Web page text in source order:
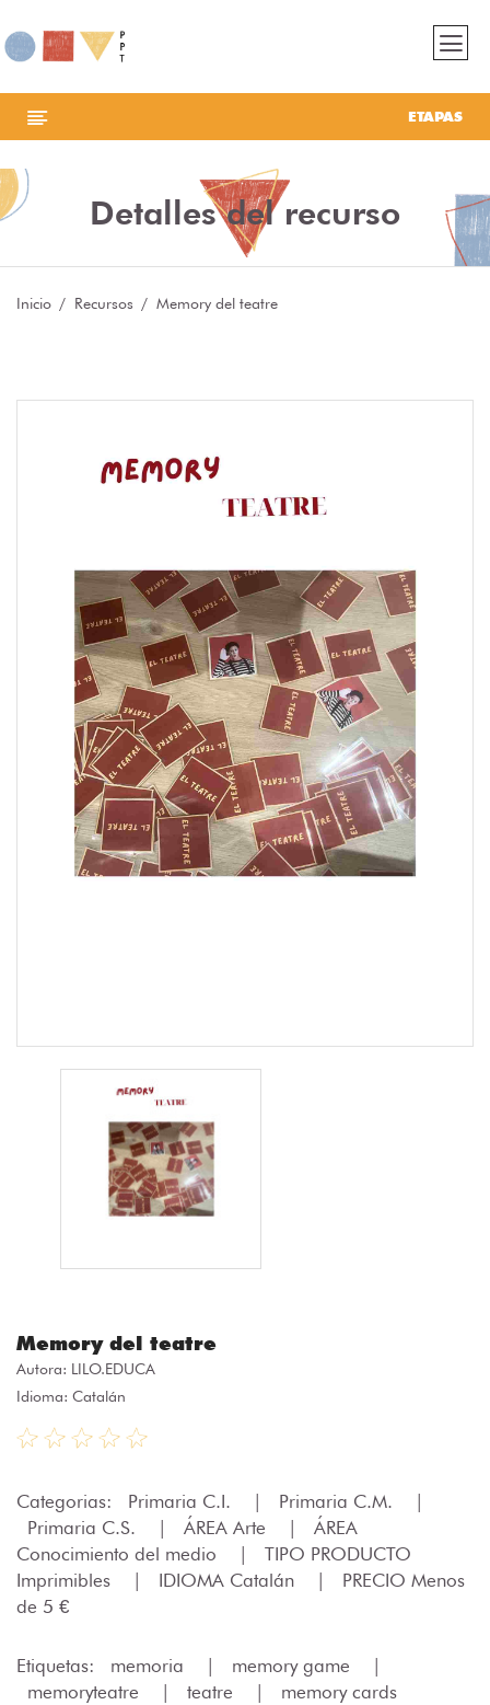
ETAPAS
Detalles del recurso
Inicio Recursos Memory del teatre
Memory del teatre
Autora: LILO.EDUCA
Idioma: Catalán
Categorias: Primaria C.I. Primaria C.M.
Primaria C.S.
ÁREA Arte
ÁREA
Conocimiento del medio
TIPO PRODUCTO
Imprimibles
IDIOMA Catalán
PRECIO Menos
de 5 €
Etiquetas: memoria memory game
memoryteatre
teatre memory cards